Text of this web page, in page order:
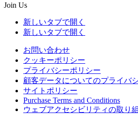
Join Us
新しいタブで開く
新しいタブで開く
お問い合わせ
クッキーポリシー
プライバシーポリシー
顧客データについてのプライバ
サイトポリシー
Purchase Terms and Conditions
ウェブアクセシビリティの取り